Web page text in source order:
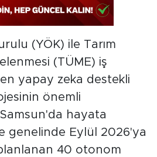
(YÖK) ile Tarım
(TÜME) iş
yapay zeka destekli
önemli
hayata
genelinde Eylül 2026'ya
40 otonom